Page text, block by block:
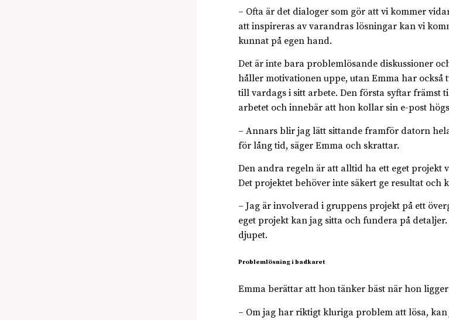
– Ofta är det dialoger som gör att vi kommer
att inspireras av varandras lösningar kan vi
kunnat på egen hand.
Det är inte bara problemlösande diskussioner
håller motivationen uppe, utan Emma har också
till vardags i sitt arbete. Den första syftar främst
arbetet och innebär att hon kollar sin e-post
– Annars blir jag lätt sittande framför datorn
för lång tid, säger Emma och skrattar.
Den andra regeln är att alltid ha ett eget projekt
Det projektet behöver inte säkert ge resultat
– Jag är involverad i gruppens projekt på ett
eget projekt kan jag sitta och fundera på
djupet.
Problemlösning i badkaret
Emma berättar att hon tänker bäst när hon
– Om jag har riktigt kluriga problem att lösa,